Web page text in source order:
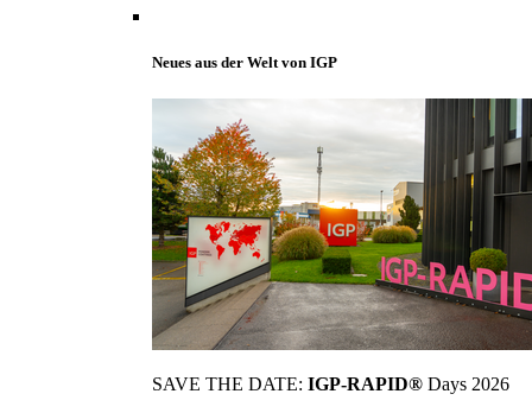
Neues aus der Welt von IGP
SAVE THE DATE: IGP-RAPID® Days 2026